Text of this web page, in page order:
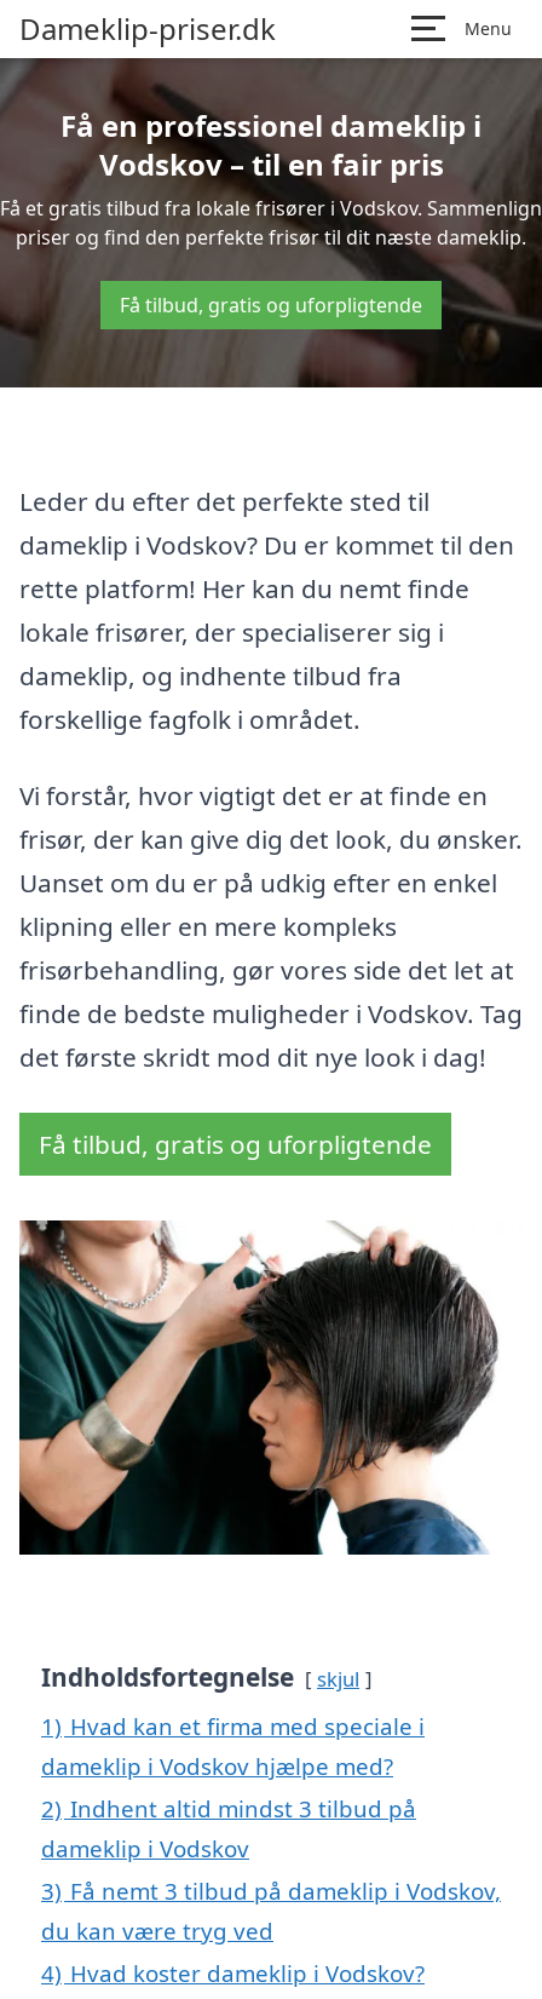
Dameklip-priser.dk Menu
Få en professionel dameklip i
Vodskov – til en fair pris
Få et gratis tilbud fra lokale frisører i Vodskov. Sammenlign
priser og find den perfekte frisør til dit næste dameklip.
Få tilbud, gratis og uforpligtende
Leder du efter det perfekte sted til
dameklip i Vodskov? Du er kommet til den
rette platform! Her kan du nemt finde
lokale frisører, der specialiserer sig i
dameklip, og indhente tilbud fra
forskellige fagfolk i området.
Vi forstår, hvor vigtigt det er at finde en
frisør, der kan give dig det look, du ønsker.
Uanset om du er på udkig efter en enkel
klipning eller en mere kompleks
frisørbehandling, gør vores side det let at
finde de bedste muligheder i Vodskov. Tag
det første skridt mod dit nye look i dag!
Få tilbud, gratis og uforpligtende
Indholdsfortegnelse skjul
1) Hvad kan et firma med speciale i
dameklip i Vodskov hjælpe med?
2) Indhent altid mindst 3 tilbud på
dameklip i Vodskov
3) Få nemt 3 tilbud på dameklip i Vodskov,
du kan være tryg ved
4) Hvad koster dameklip i Vodskov?